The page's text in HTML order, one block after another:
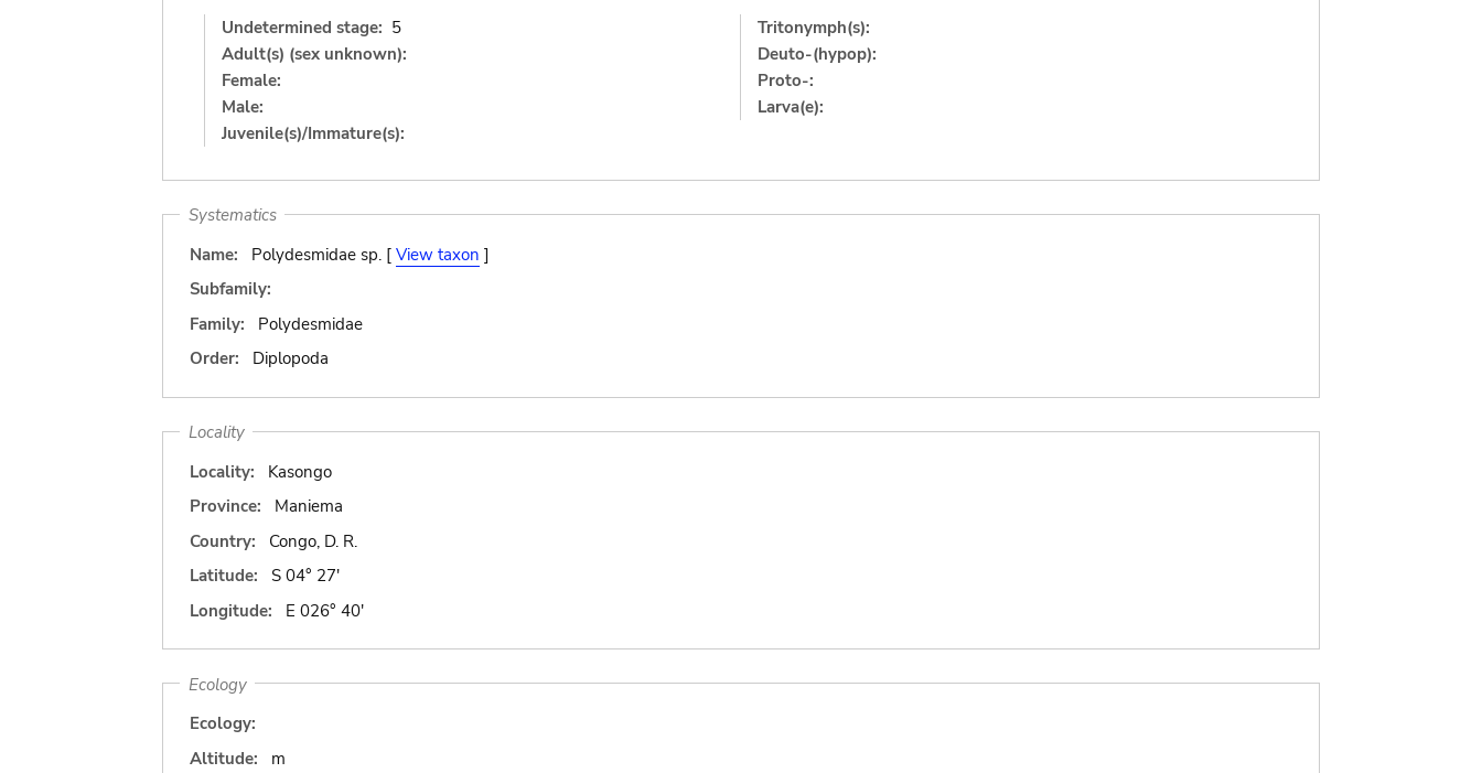
Undetermined stage: 5
Adult(s) (sex unknown):
Female:
Male:
Juvenile(s)/Immature(s):
Tritonymph(s):
Deuto-(hypop):
Proto-:
Larva(e):
Systematics
Name:
Polydesmidae sp. [ View taxon ]
Subfamily:
Family:
Polydesmidae
Order:
Diplopoda
Locality
Locality:
Kasongo
Province:
Maniema
Country:
Congo, D. R.
Latitude:
S 04° 27'
Longitude:
E 026° 40'
Ecology
Ecology:
Altitude:
m